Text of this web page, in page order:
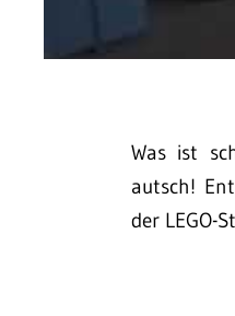
Was ist
autsch!
der LEGO-